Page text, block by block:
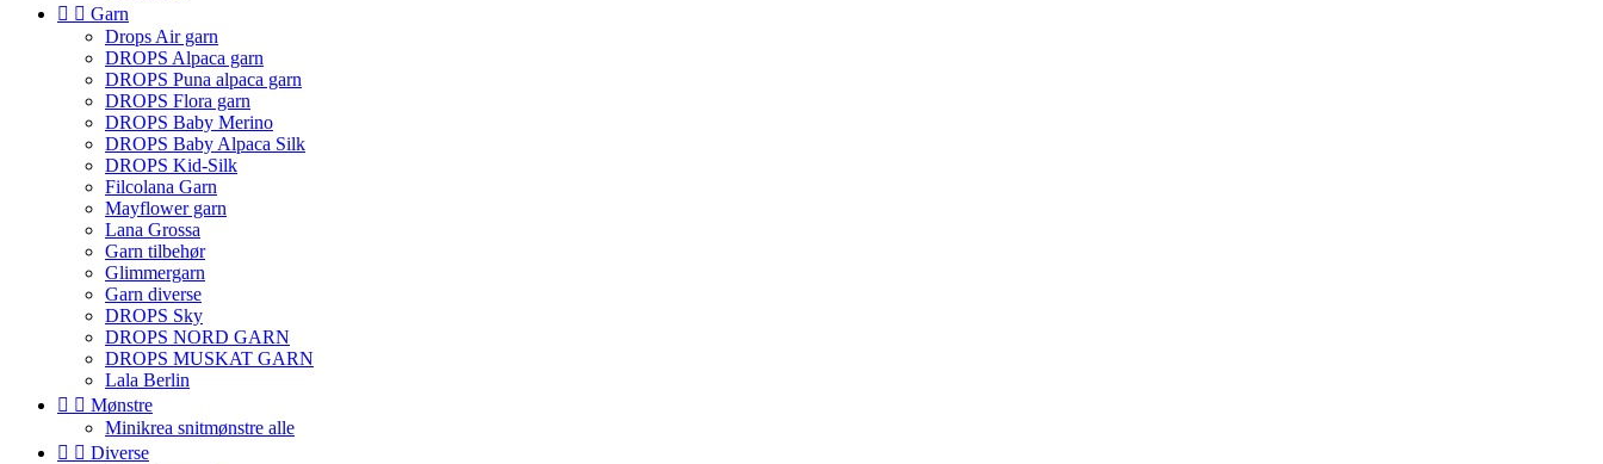
  Garn
Drops Air garn
DROPS Alpaca garn
DROPS Puna alpaca garn
DROPS Flora garn
DROPS Baby Merino
DROPS Baby Alpaca Silk
DROPS Kid-Silk
Filcolana Garn
Mayflower garn
Lana Grossa
Garn tilbehør
Glimmergarn
Garn diverse
DROPS Sky
DROPS NORD GARN
DROPS MUSKAT GARN
Lala Berlin
  Mønstre
Minikrea snitmønstre alle
  Diverse